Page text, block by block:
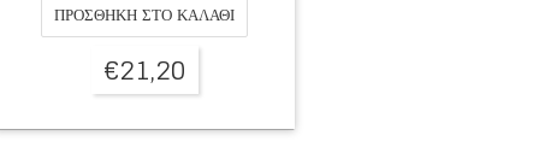
ΠΡΟΣΘΉΚΗ ΣΤΟ ΚΑΛΆΘΙ
€21,20